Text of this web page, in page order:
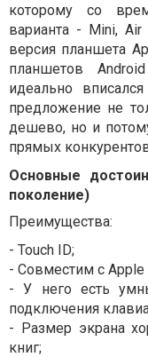
которому со
варианта - Mini,
версия планшета
планшетов
идеально
предложение не
дешево, но и
прямых
Основные
поколение)
Преимущества:
- Touch ID;
- Совместим с Apple
- У него есть
подключения
- Размер экрана
книг;